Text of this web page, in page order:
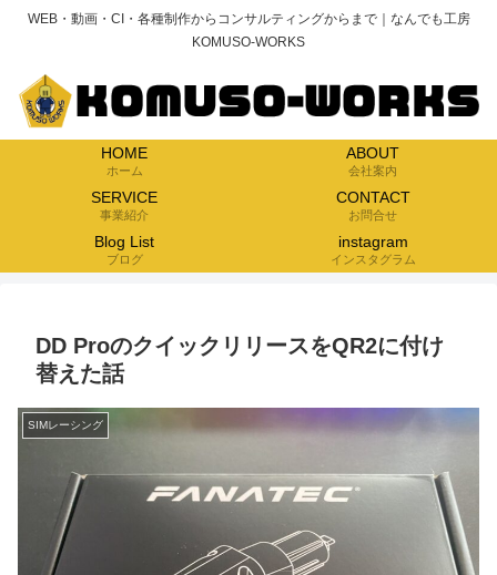
WEB・動画・CI・各種制作からコンサルティングからまで｜なんでも工房
KOMUSO-WORKS
HOME
ホーム
ABOUT
会社案内
SERVICE
事業紹介
CONTACT
お問合せ
Blog List
ブログ
instagram
インスタグラム
DD ProのクイックリリースをQR2に付け
替えた話
SIMレーシング